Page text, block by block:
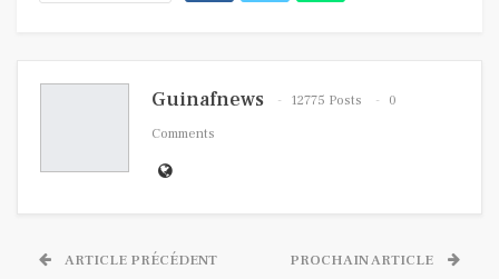
Guinafnews 12775 Posts
0
Comments
ARTICLE PRÉCÉDENT PROCHAIN ARTICLE